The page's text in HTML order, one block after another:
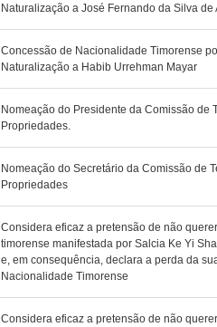
Naturalização a José Fernando da Silva de
Concessão de Nacionalidade Timorense
Naturalização a Habib Urrehman Mayar
Nomeação do Presidente da Comissão de
Propriedades.
Nomeação do Secretário da Comissão de
Propriedades
Considera eficaz a pretensão de não
timorense manifestada por Salcia Ke Yi
e, em consequência, declara a perda da
Nacionalidade Timorense
Considera eficaz a pretensão de não